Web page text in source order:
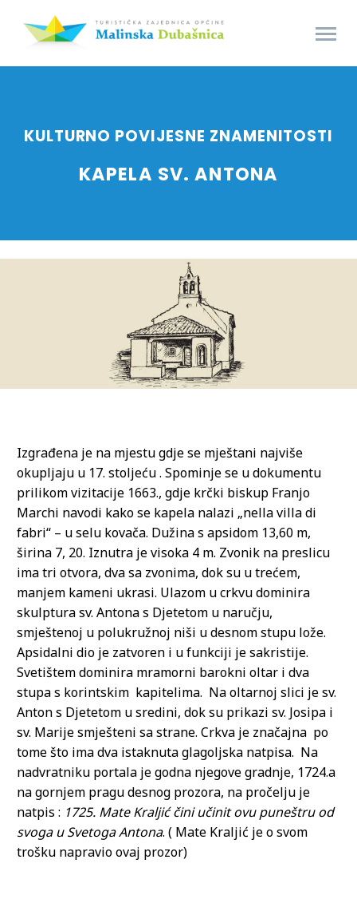
KULTURNO POVIJESNE ZNAMENITOSTI
KAPELA SV. ANTONA
Izgrađena je na mjestu gdje se mještani najviše
okupljaju u 17. stoljeću . Spominje se u dokumentu
prilikom vizitacije 1663., gdje krčki biskup Franjo
Marchi navodi kako se kapela nalazi „nella villa di
fabri“ – u selu kovača. Dužina s apsidom 13,60 m,
širina 7, 20. Iznutra je visoka 4 m. Zvonik na preslicu
ima tri otvora, dva sa zvonima, dok su u trećem,
manjem kameni ukrasi. Ulazom u crkvu dominira
skulptura sv. Antona s Djetetom u naručju,
smještenoj u polukružnoj niši u desnom stupu lože.
Apsidalni dio je zatvoren i u funkciji je sakristije.
Svetištem dominira mramorni barokni oltar i dva
stupa s korintskim kapitelima. Na oltarnoj slici je sv.
Anton s Djetetom u sredini, dok su prikazi sv. Josipa i
sv. Marije smješteni sa strane. Crkva je značajna po
tome što ima dva istaknuta glagoljska natpisa. Na
nadvratniku portala je godna njegove gradnje, 1724.a
na gornjem pragu desnog prozora, na pročelju je
natpis : 1725. Mate Kraljić čini učinit ovu puneštru od
svoga u Svetoga Antona. ( Mate Kraljić je o svom
trošku napravio ovaj prozor)